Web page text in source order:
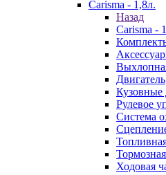
Carisma - 1,8л.
Назад
Carisma -
Двигатель
Кузовные
Рулевое
Система
Ходовая